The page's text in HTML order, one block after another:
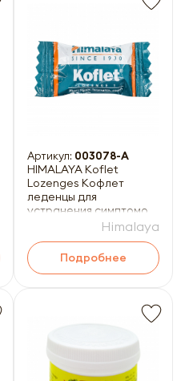
Артикул: 003078-A
HIMALAYA Koflet
Lozenges Кофлет
леденцы для
устранения симптомов
кашля и боли в горле
Himalaya
Подробнее